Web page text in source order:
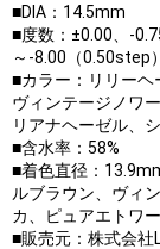
■DIA：14.5mm
■度数：±0.00、-
～-8.00（0.50step）
■カラー：リリーヘ
ヴィンテージノワ
リアナヘーゼル、
■含水率：58%
■着色直径：
ルブラウン、ヴィ
カ、ピュアエトワ
■販売元：株式会社